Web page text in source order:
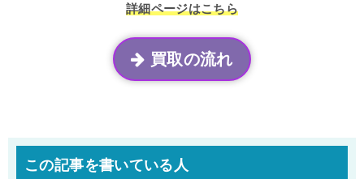
詳細ページはこちら
買取の流れ
この記事を書いている人